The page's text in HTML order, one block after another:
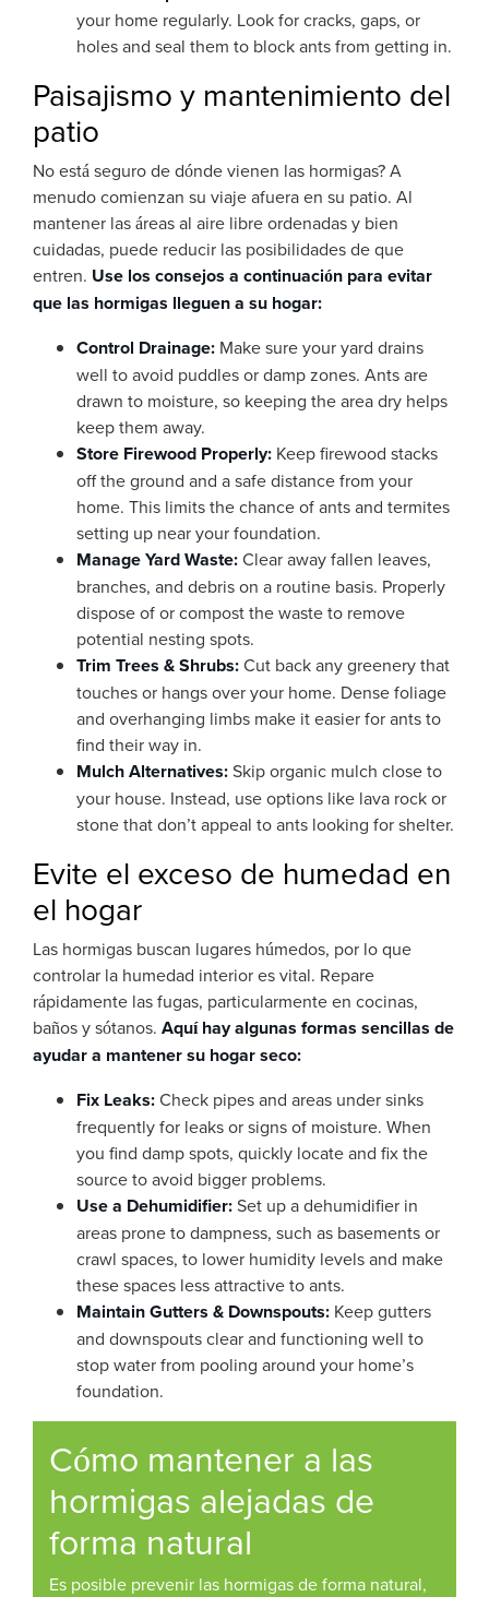
your home regularly. Look for cracks, gaps, or
holes and seal them to block ants from getting in.
Paisajismo y mantenimiento del
patio
No está seguro de dónde vienen las hormigas? A
menudo comienzan su viaje afuera en su patio. Al
mantener las áreas al aire libre ordenadas y bien
cuidadas, puede reducir las posibilidades de que
entren. Use los consejos a continuación para evitar
que las hormigas lleguen a su hogar:
Control Drainage: Make sure your yard drains
well to avoid puddles or damp zones. Ants are
drawn to moisture, so keeping the area dry helps
keep them away.
Store Firewood Properly: Keep firewood stacks
off the ground and a safe distance from your
home. This limits the chance of ants and termites
setting up near your foundation.
Manage Yard Waste:Clear away fallen leaves,
branches, and debris on a routine basis. Properly
dispose of or compost the waste to remove
potential nesting spots.
Trim Trees & Shrubs:Cut back any greenery that
touches or hangs over your home. Dense foliage
and overhanging limbs make it easier for ants to
find their way in.
Mulch Alternatives:Skip organic mulch close to
your house. Instead, use options like lava rock or
stone that don’t appeal to ants looking for shelter.
Evite el exceso de humedad en
el hogar
Las hormigas buscan lugares húmedos, por lo que
controlar la humedad interior es vital. Repare
rápidamente las fugas, particularmente en cocinas,
baños y sótanos. Aquí hay algunas formas sencillas de
ayudar a mantener su hogar seco:
Fix Leaks:Check pipes and areas under sinks
frequently for leaks or signs of moisture. When
you find damp spots, quickly locate and fix the
source to avoid bigger problems.
Use a Dehumidifier:Set up a dehumidifier in
areas prone to dampness, such as basements or
crawl spaces, to lower humidity levels and make
these spaces less attractive to ants.
Maintain Gutters & Downspouts: Keep gutters
and downspouts clear and functioning well to
stop water from pooling around your home’s
foundation.
Cómo mantener a las
hormigas alejadas de
forma natural
Es posible prevenir las hormigas de forma natural,